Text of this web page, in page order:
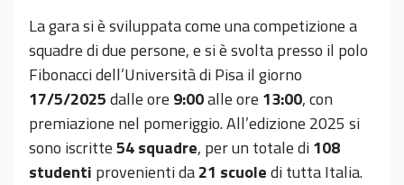
La gara si è sviluppata come una competizione a
squadre di due persone, e si è svolta presso il polo
Fibonacci dell’Università di Pisa il giorno
17/5/2025dalle ore 9:00alle ore 13:00, con
premiazione nel pomeriggio. All’edizione 2025 si
sono iscritte54squadre, per un totale di108
studenti provenienti da21 scuoledi tutta Italia.